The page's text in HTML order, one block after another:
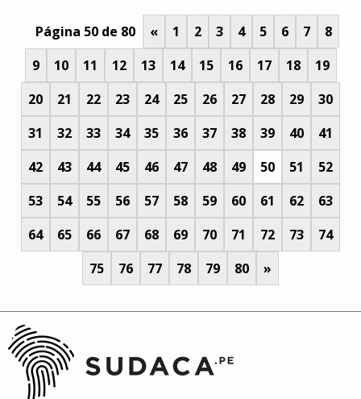
Página 50 de 80 « 1 2 3 4 5 6 7
8
9
10 11 12 13 14 15 16 17 18
19
20
21 22 23 24 25 26 27 28 29
30
31
32 33 34 35 36 37 38 39 40
41
42
43 44 45 46 47 48 49 50 51
52
53
54 55 56 57 58 59 60 61 62
63
64
65 66 67 68 69 70 71 72 73
74
75
76 77 78 79 80 »